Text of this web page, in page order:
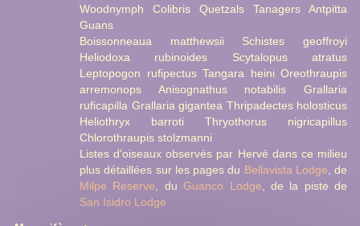
Woodnymph Colibris Quetzals Tanagers Antpitta
Guans
Boissonneaua matthewsii Schistes geoffroyi
Heliodoxa rubinoides Scytalopus atratus
Leptopogon rufipectus Tangara heini Oreothraupis
arremonops Anisognathus notabilis Grallaria
ruficapilla Grallaria gigantea Thripadectes holosticus
Heliothryx barroti Thryothorus nigricapillus
Chlorothraupis stolzmanni
Listes d'oiseaux observés par Hervé dans ce milieu
plus détaillées sur les pages du Bellavista Lodge , de
Milpe Reserve , du Guanco Lodge , de la piste de
San Isidro Lodge